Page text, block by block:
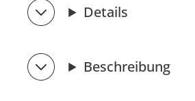
Details
Beschreibung